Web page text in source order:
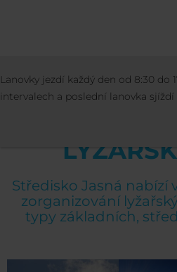
Čeština
CENÍKY SPECIÁLNÍ
Středisko Jasná
zorganizování
typy základních,
Lanovky jezdí každý den od 8:30 do
intervalech a poslední lanovka sjíždí